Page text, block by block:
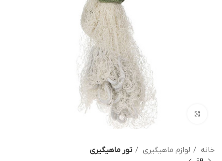
بزرگنمایی تصویر
خانه لوازم ماهیگیری تور ماهیگیری